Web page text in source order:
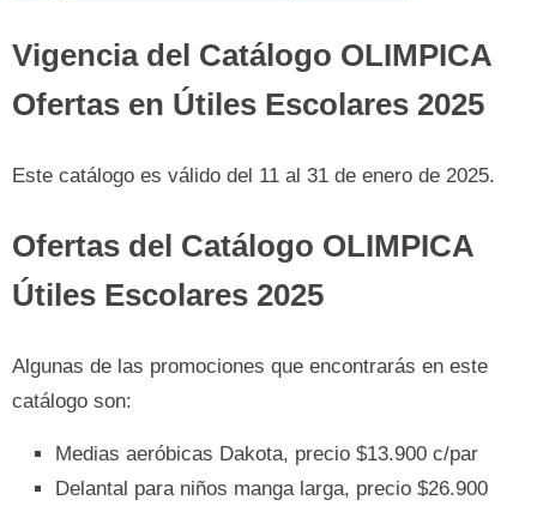
Vigencia del Catálogo OLIMPICA
Ofertas en Útiles Escolares 2025
Este catálogo es válido del 11 al 31 de enero de 2025.
Ofertas del Catálogo OLIMPICA
Útiles Escolares 2025
Algunas de las promociones que encontrarás en este
catálogo son:
Medias aeróbicas Dakota, precio $13.900 c/par
Delantal para niños manga larga, precio $26.900